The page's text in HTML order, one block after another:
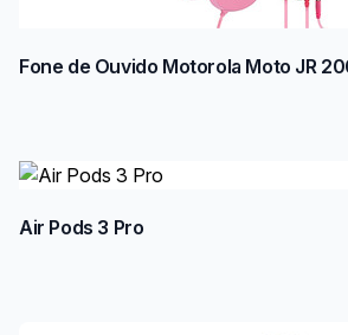
Fone de Ouvido Motorola Moto JR
Air Pods 3 Pro